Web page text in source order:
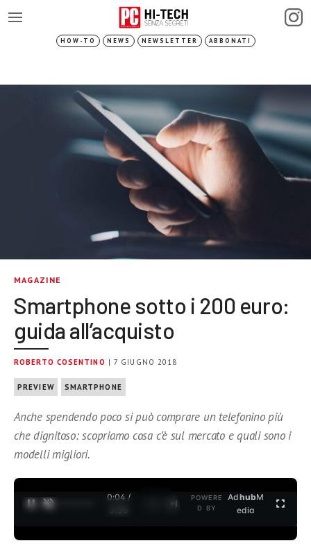
HOW-TO NEWS NEWSLETTER ABBONATI
MAGAZINE
Smartphone sotto i 200 euro:
guida all’acquisto
ROBERTO COSENTINO | 7 GIUGNO 2018
PREVIEW SMARTPHONE
Anche spendendo poco si può comprare un telefonino più
che dignitoso: scopriamo cosa c’è sul mercato e quali sono i
modelli migliori.
0:04 /
3:35
POWERE
D BY
AdhubM
edia